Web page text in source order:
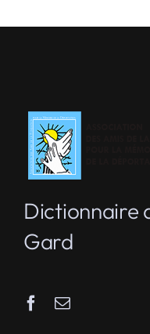
Dictionnaire
Gard